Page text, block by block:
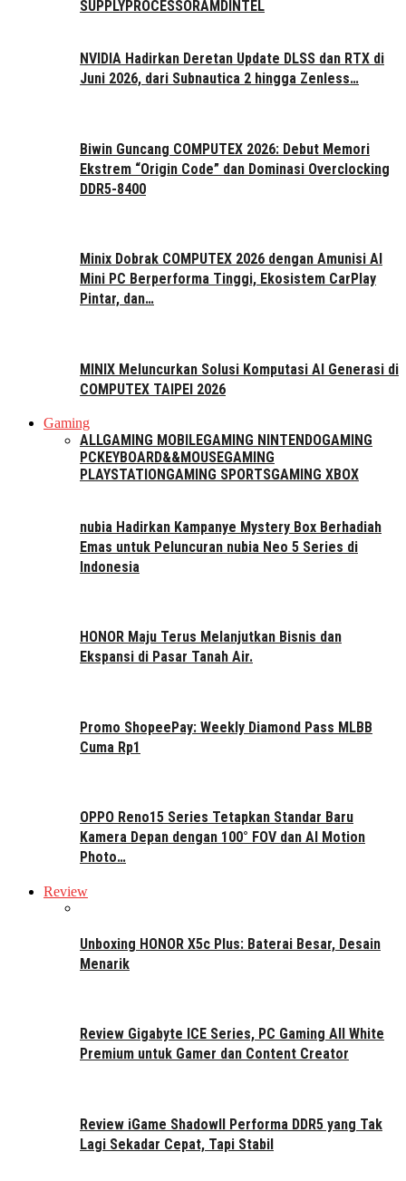
SUPPLYPROCESSORAMD INTEL
NVIDIA Hadirkan Deretan Update DLSS dan RTX di
Juni 2026, dari Subnautica 2 hingga Zenless…
Biwin Guncang COMPUTEX 2026: Debut Memori
Ekstrem “Origin Code” dan Dominasi Overclocking
DDR5-8400
Minix Dobrak COMPUTEX 2026 dengan Amunisi AI
Mini PC Berperforma Tinggi, Ekosistem CarPlay
Pintar, dan…
MINIX Meluncurkan Solusi Komputasi AI Generasi di
COMPUTEX TAIPEI 2026
Gaming
ALLGAMING MOBILEGAMING NINTENDOGAMING
PC KEYBOARD&&MOUSEGAMING
PLAYSTATION GAMING SPORTSGAMING XBOX
nubia Hadirkan Kampanye Mystery Box Berhadiah
Emas untuk Peluncuran nubia Neo 5 Series di
Indonesia
HONOR Maju Terus Melanjutkan Bisnis dan
Ekspansi di Pasar Tanah Air.
Promo ShopeePay: Weekly Diamond Pass MLBB
Cuma Rp1
OPPO Reno15 Series Tetapkan Standar Baru
Kamera Depan dengan 100° FOV dan AI Motion
Photo…
Review
Unboxing HONOR X5c Plus: Baterai Besar, Desain
Menarik
Review Gigabyte ICE Series, PC Gaming All White
Premium untuk Gamer dan Content Creator
Review iGame ShadowII Performa DDR5 yang Tak
Lagi Sekadar Cepat, Tapi Stabil